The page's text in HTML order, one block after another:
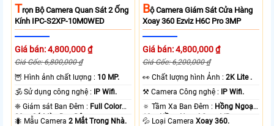
TRọn Bộ Camera Quan Sát 2 Ống
Kính IPC-S2XP-10M0WED
Giá bán: 4,800,000 ₫
Giá Gốc: 6,800,000 ₫
🦉 Hình ảnh chất lượng : 10 MP.
🕉️ Sử dụng công nghệ : IP Wifi.
❈ Giám sát Ban Đêm : Full Color
20m Có Màu Ban Ðêm.
🐜 Mẫu Camera2 Mắt Trong Nhà.
BỘ Camera Giám Sát Cửa Hàng
Xoay 360 Ezviz H6C Pro 3MP
Giá bán: 4,800,000 ₫
Giá Gốc: 6,200,000 ₫
️👀 Chất lượng hình Ảnh :2K Lite .
⚒ Camera Công nghệ : IP Wifi.
🔅 Tầm Xa Ban Đêm : Hồng Ngoại
10m Hồng Ngoại Smart IR.
💦 Loại CameraXoay 360.